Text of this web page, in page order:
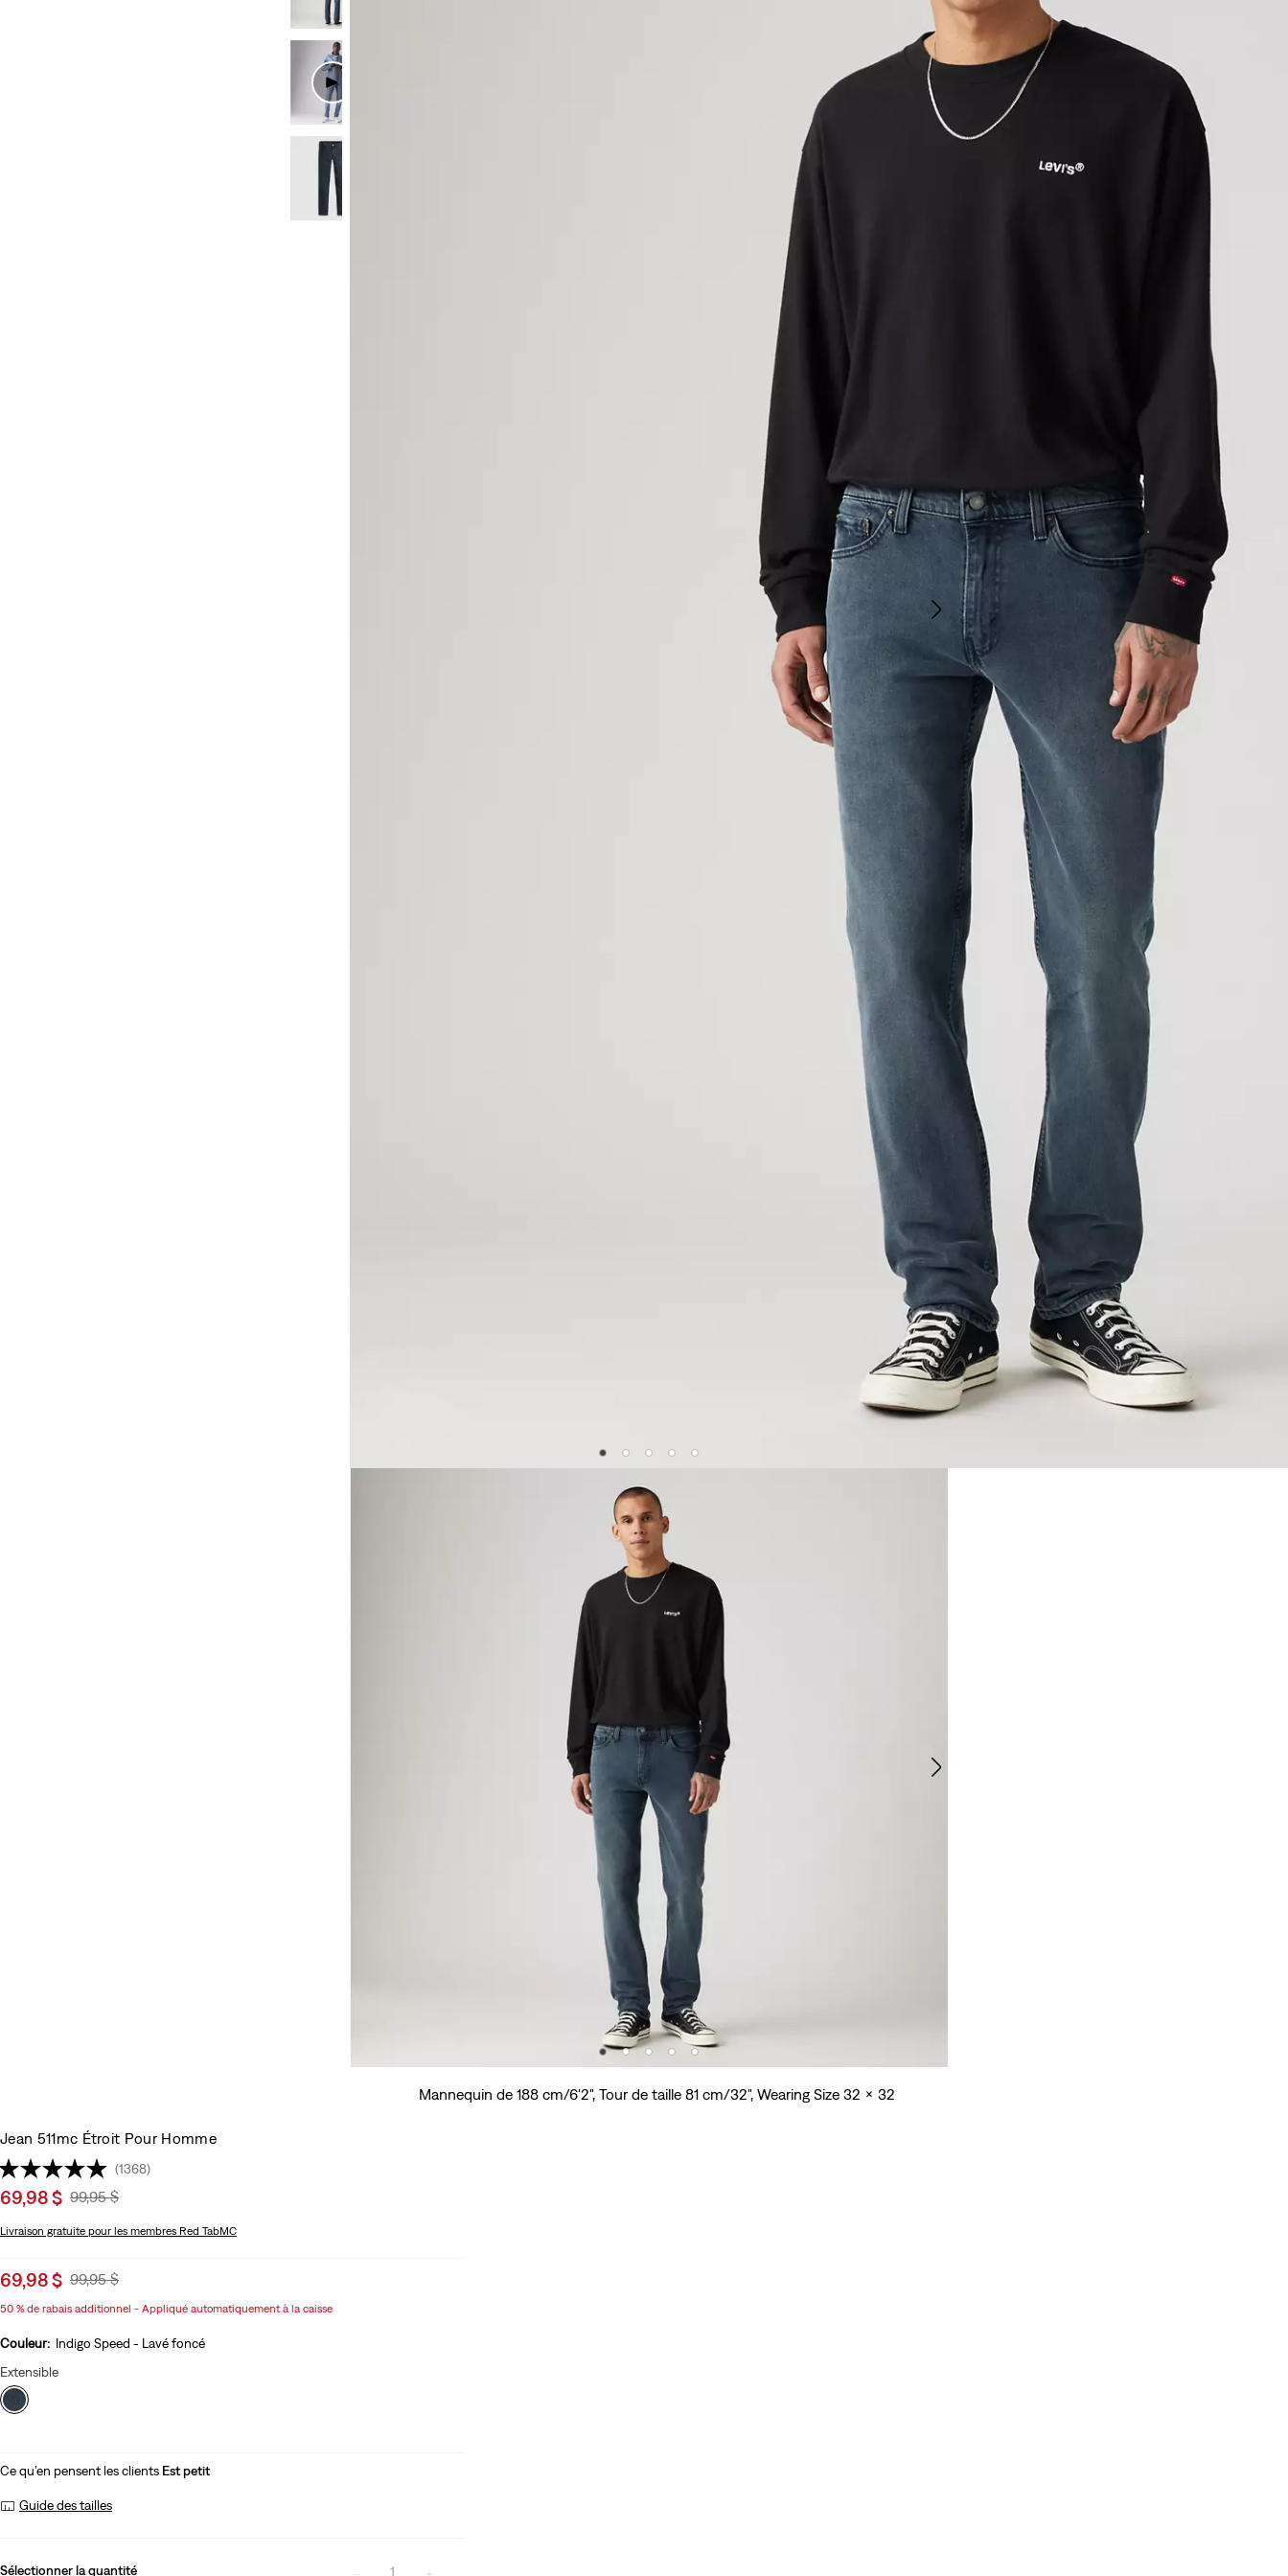
Mannequin de 188 cm/6'2", Tour de taille 81 cm/32", Wearing Size 32 x 32
Jean 511mc Étroit Pour Homme
(1368)
Sale
is
69,98 $ Original
Was
99,95 $
Livraison gratuite pour les membres Red TabMC
Sale
is
69,98 $ Original
99,95 $
50 % de rabais additionnel - Appliqué automatiquement à la caisse
Couleur: Indigo Speed - Lavé foncé
Extensible
Ce qu’en pensent les clients Est petit
Guide des tailles
Sélectionner la quantité 1